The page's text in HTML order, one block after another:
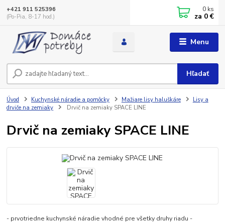
Menu
Hľadať
+421 911 525396
(Po-Pia, 8-17 hod.)
0 ks
za 0 €
Úvod Kuchynské náradie a pomôcky Mažiare lisy haluškáre
Lisy a
drviče na zemiaky
Drvič na zemiaky SPACE LINE
Drvič na zemiaky SPACE LINE
- prvotriedne kuchynské náradie vhodné pre všetky druhy riadu -